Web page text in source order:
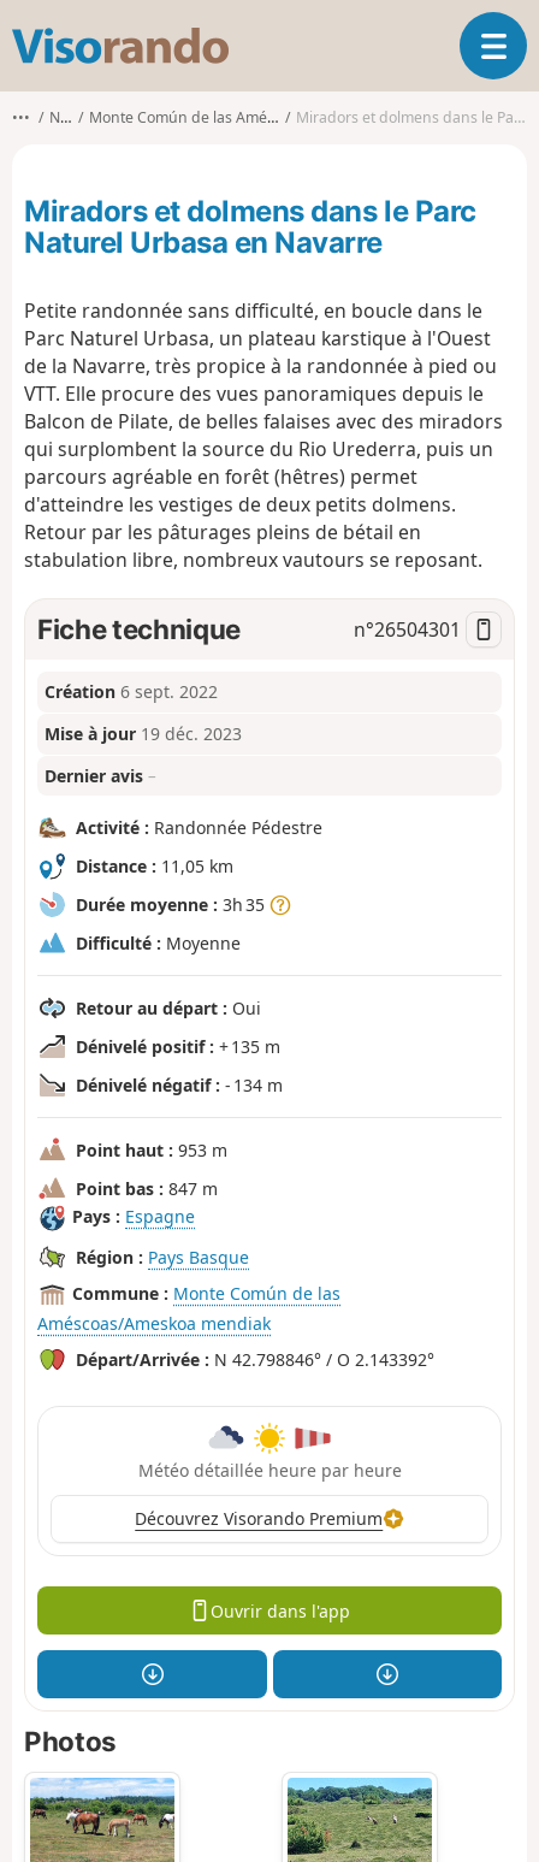
s
o
d
o
O
u
v
g
i
••• Navarre Monte Común de las Améscoas/Ameskoa mendiak Miradors et dolmens dans le Parc Naturel Urbasa en Navarre
Miradors et dolmens dans le Parc
Naturel Urbasa en Navarre
Petite randonnée sans difficulté, en boucle dans le
Parc Naturel Urbasa, un plateau karstique à l'Ouest
de la Navarre, très propice à la randonnée à pied ou
VTT. Elle procure des vues panoramiques depuis le
Balcon de Pilate, de belles falaises avec des miradors
qui surplombent la source du Rio Urederra, puis un
parcours agréable en forêt (hêtres) permet
d'atteindre les vestiges de deux petits dolmens.
Retour par les pâturages pleins de bétail en
stabulation libre, nombreux vautours se reposant.
Fiche technique n°26504301
Création 6 sept. 2022
Mise à jour 19 déc. 2023
Dernier avis –
Activité : Randonnée Pédestre
Distance : 11,05 km
Durée moyenne : 3h 35
Difficulté : Moyenne
Retour au départ : Oui
Dénivelé positif : + 135 m
Dénivelé négatif : - 134 m
Point haut : 953 m
Point bas : 847 m
Pays : Espagne
Région : Pays Basque
Commune : Monte Común de las
Améscoas/Ameskoa mendiak
Départ/Arrivée : N 42.798846° / O 2.143392°
Météo détaillée heure par heure
Découvrez Visorando Premium
Ouvrir dans l'app
Photos